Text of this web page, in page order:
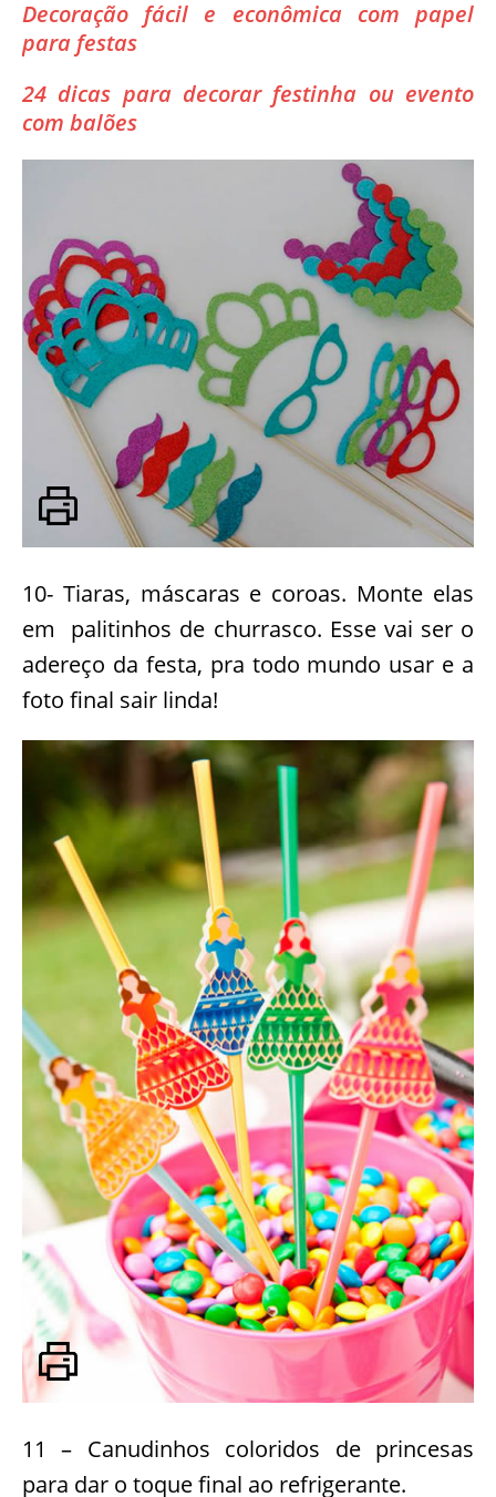
Decoração fácil e econômica com papel
para festas
24 dicas para decorar festinha ou evento
com balões
10- Tiaras, máscaras e coroas. Monte elas
em palitinhos de churrasco. Esse vai ser o
adereço da festa, pra todo mundo usar e a
foto final sair linda!
11 – Canudinhos coloridos de princesas
para dar o toque final ao refrigerante.